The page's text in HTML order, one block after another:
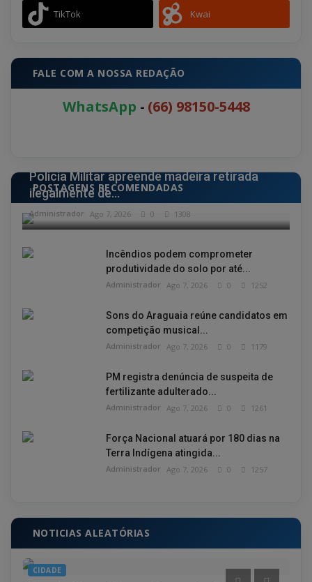
TikTok Kwai
FALE COM A NOSSA REDAÇÃO
WhatsApp - (66) 98150-5448
POSTAGENS RECOMENDADAS
Polícia Militar apreende madeira retirada
ilegalmente de...
Administrador Ago 7, 2026 0 1308
Incêndios podem comprometer
produtividade do solo por até...
Administrador Ago 7, 2026 0 1252
Sons do Araguaia reúne candidatos em
competição musical...
Administrador Ago 7, 2026 0 1179
PM registra denúncia de suspeita de
fertilizante adulterado...
Administrador Ago 7, 2026 0 1261
Força Nacional atuará por 180 dias na
Terra Indígena atingida...
Administrador Ago 7, 2026 0 1257
NOTICIAS ALEATÓRIAS
CIDADE